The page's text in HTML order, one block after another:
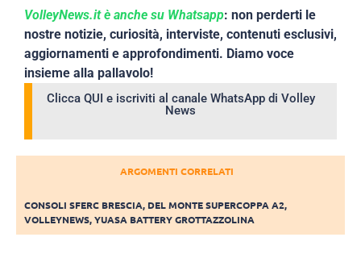
VolleyNews.it è anche su Whatsapp: non perderti le
nostre notizie, curiosità, interviste, contenuti esclusivi,
aggiornamenti e approfondimenti. Diamo voce
insieme alla pallavolo!
Clicca QUI e iscriviti al canale WhatsApp di Volley
News
ARGOMENTI CORRELATI
CONSOLI SFERC BRESCIA, DEL MONTE SUPERCOPPA A2,
VOLLEYNEWS,YUASA BATTERY GROTTAZZOLINA